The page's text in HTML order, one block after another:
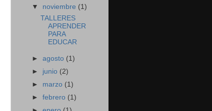
▼ noviembre (1)
TALLERES
APRENDER
PARA
EDUCAR
►agosto (1)
► junio (2)
► marzo (1)
►febrero (1)